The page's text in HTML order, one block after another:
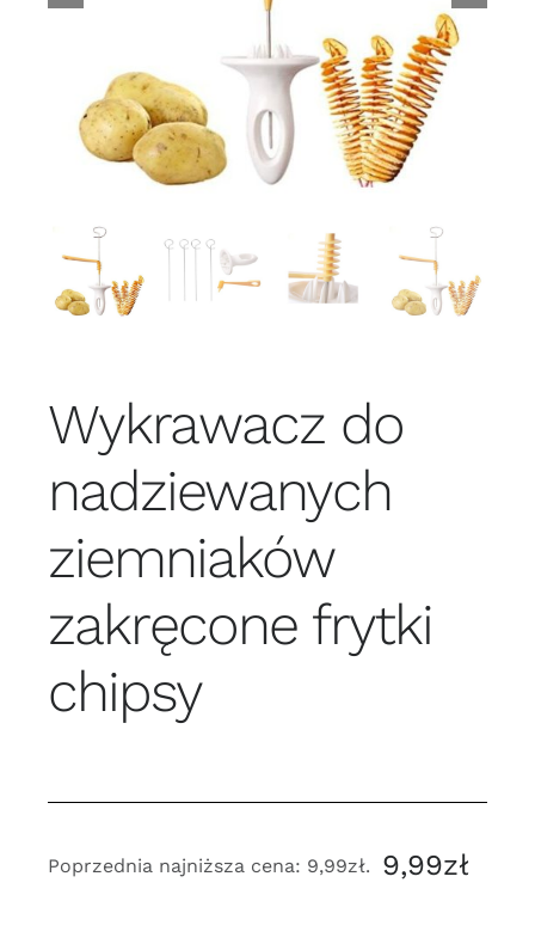
Wykrawacz do
nadziewanych
ziemniaków
zakręcone frytki
chipsy
9,99zł
Poprzednia najniższa cena: 9,99zł.